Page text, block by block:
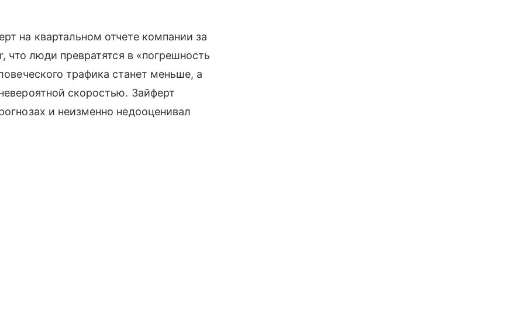
на квартальном отчете компании за
что люди превратятся в «погрешность
трафика станет меньше, а
скоростью. Зайферт
и неизменно недооценивал